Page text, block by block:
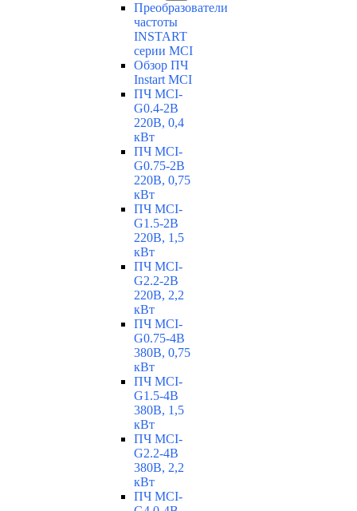
Преобразователи
частоты
INSTART
серии MCI
Обзор ПЧ
Instart MCI
ПЧ MCI-
G0.4-2B
220В, 0,4
кВт
ПЧ MCI-
G0.75-2B
220В, 0,75
кВт
ПЧ MCI-
G1.5-2B
220В, 1,5
кВт
ПЧ MCI-
G2.2-2B
220В, 2,2
кВт
ПЧ MCI-
G0.75-4B
380В, 0,75
кВт
ПЧ MCI-
G1.5-4B
380В, 1,5
кВт
ПЧ MCI-
G2.2-4B
380В, 2,2
кВт
ПЧ MCI-